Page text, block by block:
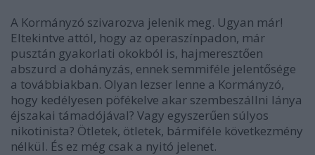
A Kormányzó szivarozva jelenik meg. Ugyan már!
Eltekintve attól, hogy az operaszínpadon, már
pusztán gyakorlati okokból is, hajmeresztően
abszurd a dohányzás, ennek semmiféle jelentősége
a továbbiakban. Olyan lezser lenne a Kormányzó,
hogy kedélyesen pöfékelve akar szembeszállni lánya
éjszakai támadójával? Vagy egyszerűen súlyos
nikotinista? Ötletek, ötletek, bármiféle következmény
nélkül. És ez még csak a nyitó jelenet.